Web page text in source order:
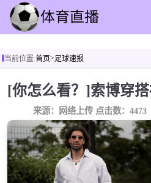
足球直播
篮球直播
足球录播
篮球回放
足球速报
篮球速报
其他赛事
当前位置:首页>足球速报
来源：网络上传 点击数： 4473